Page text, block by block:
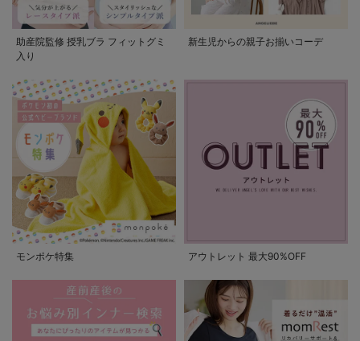
助産院監修 授乳ブラ フィットグミ
入り
新生児からの親子お揃いコーデ
モンポケ特集 アウトレット 最大90%OFF